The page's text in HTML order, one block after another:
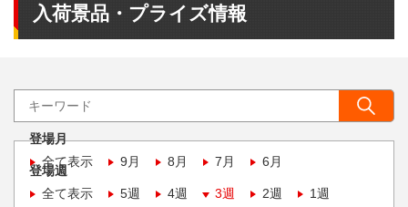
入荷景品・プライズ情報
登場月
全て表示
9月 8月 7月 6月
登場週
全て表示
5週 4週 3週 2週 1週